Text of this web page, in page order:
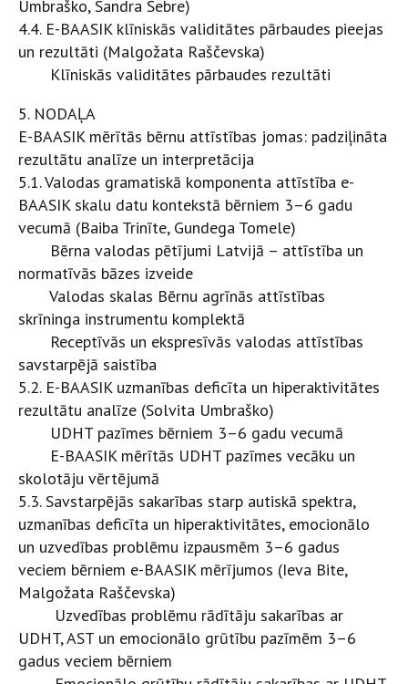
Umbraško, Sandra Sebre)
4.4. E-BAASIK klīniskās validitātes pārbaudes pieejas
un rezultāti (Malgožata Raščevska)
Klīniskās validitātes pārbaudes rezultāti
5. NODAĻA
E-BAASIK mērītās bērnu attīstības jomas: padziļināta
rezultātu analīze un interpretācija
5.1. Valodas gramatiskā komponenta attīstība e-
BAASIK skalu datu kontekstā bērniem 3–6 gadu
vecumā (Baiba Trinīte, Gundega Tomele)
Bērna valodas pētījumi Latvijā – attīstība un
normatīvās bāzes izveide
Valodas skalas Bērnu agrīnās attīstības
skrīninga instrumentu komplektā
Receptīvās un ekspresīvās valodas attīstības
savstarpējā saistība
5.2. E-BAASIK uzmanības deficīta un hiperaktivitātes
rezultātu analīze (Solvita Umbraško)
UDHT pazīmes bērniem 3–6 gadu vecumā
E-BAASIK mērītās UDHT pazīmes vecāku un
skolotāju vērtējumā
5.3. Savstarpējās sakarības starp autiskā spektra,
uzmanības deficīta un hiperaktivitātes, emocionālo
un uzvedības problēmu izpausmēm 3–6 gadus
veciem bērniem e-BAASIK mērījumos (Ieva Bite,
Malgožata Raščevska)
Uzvedības problēmu rādītāju sakarības ar
UDHT, AST un emocionālo grūtību pazīmēm 3–6
gadus veciem bērniem